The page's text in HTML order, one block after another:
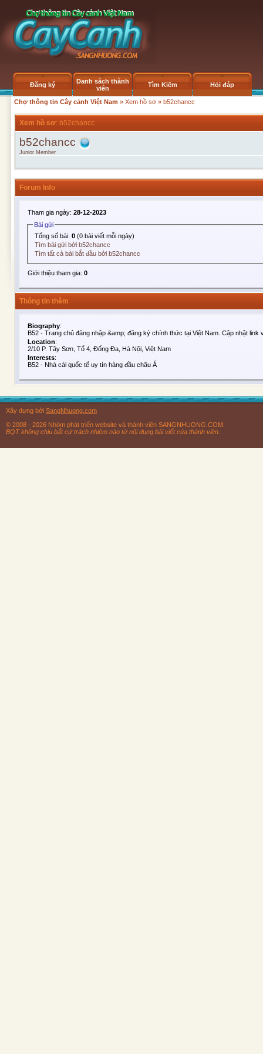
Đăng ký
Danh sách thành
viên
Tìm Kiếm Hỏi đáp
Chợ thông tin Cây cảnh Việt Nam » Xem hồ sơ » b52chancc
Xem hồ sơ: b52chancc
b52chancc
Junior Member
Forum Info
Tham gia ngày: 28-12-2023
Bài gửi
Tổng số bài:0 (0 bài viết mỗi ngày)
Tìm bài gửi bởi b52chancc
Tìm tất cả bài bắt đầu bởi b52chancc
Giới thiệu tham gia: 0
Thông tin thêm
Biography:
B52 - Trang chủ đăng nhập &amp; đăng ký chính thức tại Việt Nam. Cập nhật link
Location:
2/10 P. Tây Sơn, Tổ 4, Đống Đa, Hà Nội, Việt Nam
Interests:
B52 - Nhà cái quốc tế uy tín hàng đầu châu Á
Xây dựng bởi SangNhuong.com
© 2008 - 2026 Nhóm phát triển website và thành viên SANGNHUONG.COM.
BQT không chịu bất cứ trách nhiệm nào từ nội dung bài viết của thành viên.